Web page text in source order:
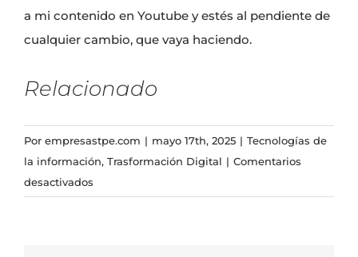
a mi contenido en Youtube y estés al pendiente de
cualquier cambio, que vaya haciendo.
Relacionado
Por empresastpe.com | mayo 17th, 2025 | Tecnologías de
la información, Trasformación Digital | Comentarios
desactivados